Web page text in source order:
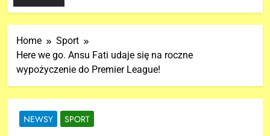
Home
Sport
Here we go. Ansu Fati udaje się na roczne
wypożyczenie do Premier League!
NEWSY SPORT